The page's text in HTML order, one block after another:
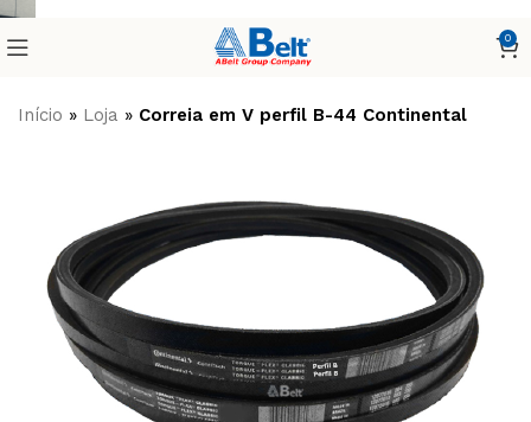
0
Início » Loja » Correia em V perfil B-44 Continental